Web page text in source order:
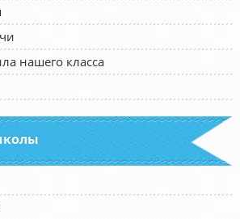
нашего класса